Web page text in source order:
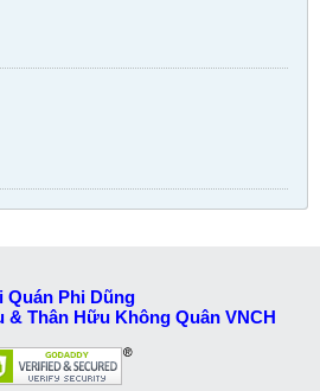
Quán Phi Dũng
& Thân Hữu Không Quân VNCH